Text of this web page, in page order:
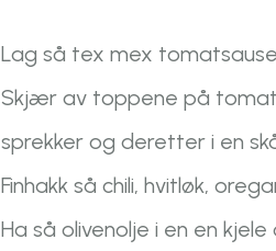
Lag så tex mex
Skjær av toppene på
sprekker og deretter i en
Finhakk så chili, hvitløk,
Ha så olivenolje i en en